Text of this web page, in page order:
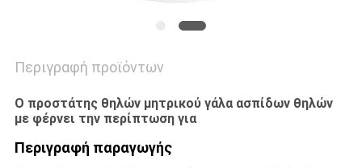
Περιγραφή προϊόντων
Ο προστάτης θηλών μητρικού γάλα ασπίδων θηλών
με φέρνει την περίπτωση για
Περιγραφή παραγωγής